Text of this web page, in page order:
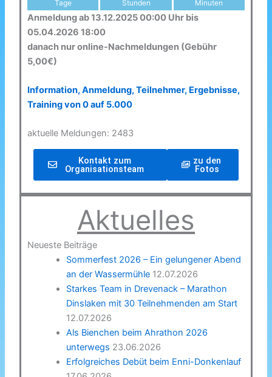
Tage Stunden Minuten
Anmeldung ab 13.12.2025 00:00 Uhr bis
05.04.2026 18:00
danach nur online-Nachmeldungen (Gebühr
5,00€)
Information, Anmeldung, Teilnehmer, Ergebnisse,
Training von 0 auf 5.000
aktuelle Meldungen: 2483
Kontakt zum
Organisationsteam
zu den
Fotos
Aktuelles
Neueste Beiträge
Sommerfest 2026 – Ein gelungener Abend
an der Wassermühle 12.07.2026
Starkes Team in Drevenack – Marathon
Dinslaken mit 30 Teilnehmenden am Start
12.07.2026
Als Bienchen beim Ahrathon 2026
unterwegs 23.06.2026
Erfolgreiches Debüt beim Enni-Donkenlauf